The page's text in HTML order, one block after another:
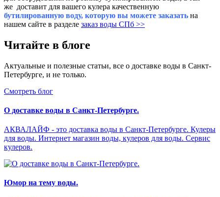
же доставит для вашего кулера качественную
бутилированную воду, которую вы можете заказать на
нашем сайте в разделе заказ воды СПб >>
Читайте в блоге
Актуальные и полезные статьи, все о доставке воды в Санкт-
Петербурге, и не только.
Смотреть блог
О доставке воды в Санкт-Петербурге.
АКВАЛАЙФ - это доставка воды в Санкт-Петербурге. Кулеры
для воды. Интернет магазин воды, кулеров для воды. Сервис
кулеров.
Юмор на тему воды.